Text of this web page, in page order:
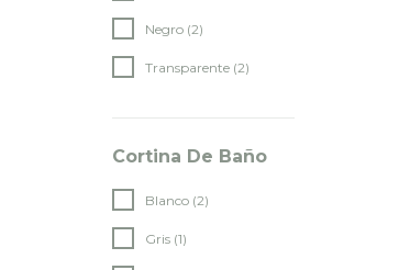
Negro (2)
Transparente (2)
Cortina De Baño
Blanco (2)
Gris (1)